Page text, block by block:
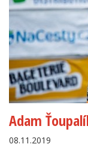
Adam
08.11.2019